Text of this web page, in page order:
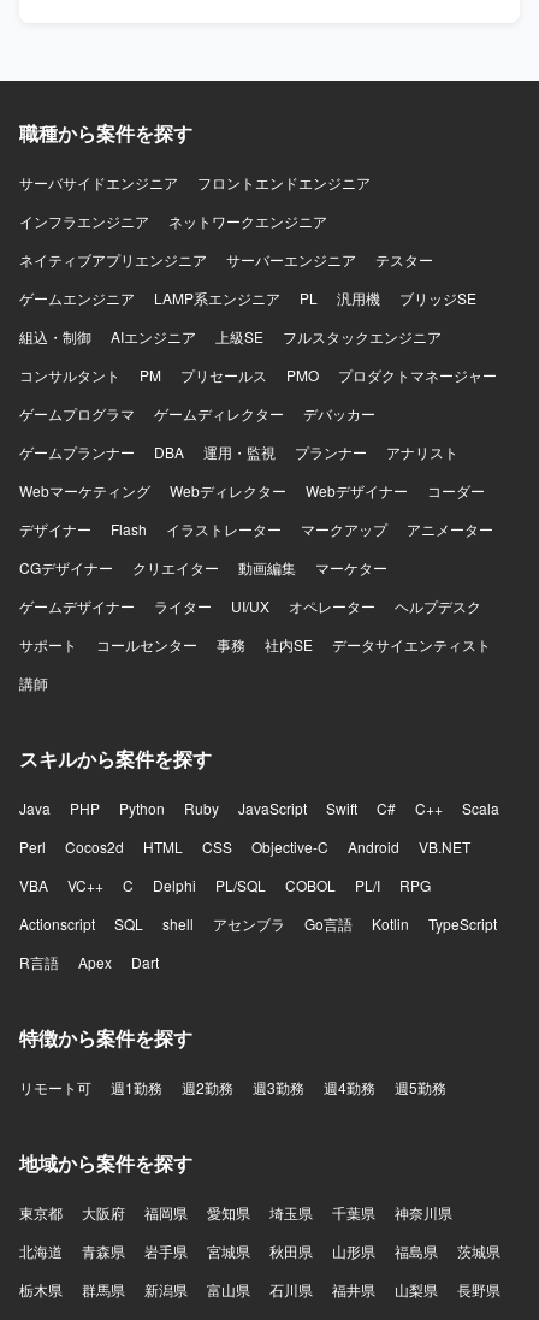
特定し、改善案を立案できる方を求めています。 【ポジシ
分析から施策立案、クライアントへの提案まで一連のプロ
運営に携わりながら、運営ディレクターやリードプランナ
発環境】 ミドルカジュアルゲームの運営プロジェクトにお
いて、各種KPIデータを活用した分析および資料作成を行う
環境で業務を進めていただきます。
職種から案件を探す
サーバサイドエンジニア
フロントエンドエンジニア
インフラエンジニア
ネットワークエンジニア
ネイティブアプリエンジニア
サーバーエンジニア
テスター
ゲームエンジニア
LAMP系エンジニア PL 汎用機
ブリッジSE
組込・制御
AIエンジニア 上級SE
フルスタックエンジニア
コンサルタント
PM プリセールス PMO
プロダクトマネージャー
ゲームプログラマ
ゲームディレクター
デバッカー
ゲームプランナー
DBA 運用・監視 プランナー
アナリスト
Webマーケティング
Webディレクター Webデザイナー
コーダー
デザイナー
Flash イラストレーター マークアップ
アニメーター
CGデザイナー
クリエイター 動画編集
マーケター
ゲームデザイナー
ライター UI/UX オペレーター
ヘルプデスク
サポート
コールセンター 事務 社内SE
データサイエンティスト
講師
スキルから案件を探す
Java PHP Python Ruby JavaScript Swift C# C++
Scala
Perl
Cocos2d HTML CSS Objective-C Android
VB.NET
VBA
VC++ C Delphi PL/SQL COBOL PL/I
RPG
Actionscript
SQL shell アセンブラ Go言語 Kotlin
TypeScript
R言語
Apex Dart
特徴から案件を探す
リモート可 週1勤務 週2勤務 週3勤務 週4勤務 週5勤務
地域から案件を探す
東京都 大阪府 福岡県 愛知県 埼玉県 千葉県
神奈川県
北海道
青森県 岩手県 宮城県 秋田県 山形県 福島県
茨城県
栃木県
群馬県 新潟県 富山県 石川県 福井県 山梨県
長野県